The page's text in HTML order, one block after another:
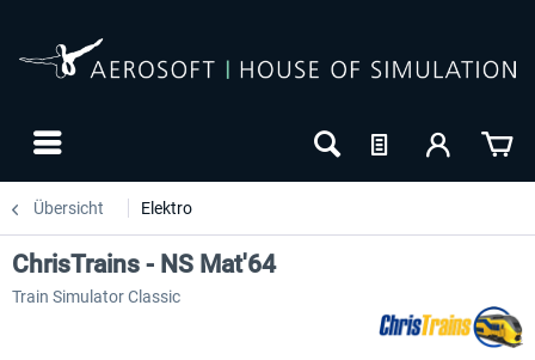
Übersicht Elektro
ChrisTrains - NS Mat'64
Train Simulator Classic